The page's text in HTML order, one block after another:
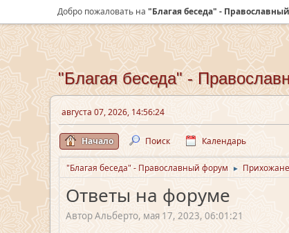
Добро пожаловать на "Благая беседа" -
"Благая беседа" -
августа 07, 2026, 14:56:24
Начало Поиск Календарь
"Благая беседа" - Православный форум ►
Ответы на форуме
Автор Альберто, мая 17, 2023, 06:01:21